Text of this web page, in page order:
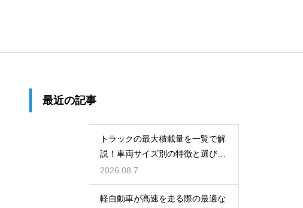
最近の記事
トラックの最大積載量を一覧で解
説！車両サイズ別の特徴と選び
方！
2026.08.7
軽自動車が高速を走る際の最適な